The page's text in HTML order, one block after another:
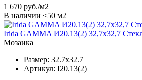
1 670 руб./м2
В наличии <50 м2
Irida GAMMA И20.13(2) 32,7x32,7
Мозаика
Размер: 32.7x32.7
Артикул: I20.13(2)